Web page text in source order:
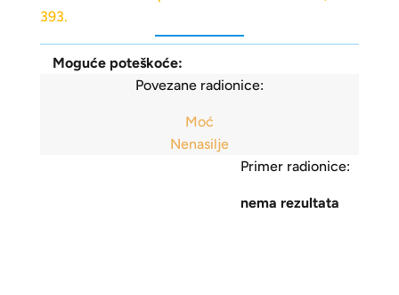
393.
Moguće poteškoće:
Povezane radionice:
Moć
Nenasilje
Primer radionice:
nema rezultata